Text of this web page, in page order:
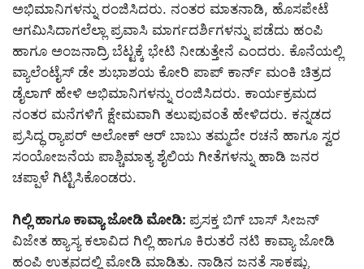
ಅಭಿಮಾನಿಗಳನ್ನು ರಂಜಿಸಿದರು. ನಂತರ ಮಾತನಾಡಿ, ಹೊಸಪೇಟೆ
ಆಗಮಿಸಿದಾಗಲೆಲ್ಲಾ ಪ್ರವಾಸಿ ಮಾರ್ಗದರ್ಶಿಗಳನ್ನು ಪಡೆದು ಹಂಪಿ
ಹಾಗೂ ಅಂಜನಾದ್ರಿ ಬೆಟ್ಟಕ್ಕೆ ಭೇಟಿ ನೀಡುತ್ತೇನೆ ಎಂದರು. ಕೊನೆಯಲ್ಲಿ
ವ್ಯಾಲೆಂಟೈಸ್ ಡೇ ಶುಭಾಶಯ ಕೋರಿ ಪಾಪ್ ಕಾರ್ನ್ ಮಂಕಿ ಚಿತ್ರದ
ಡೈಲಾಗ್ ಹೇಳಿ ಅಭಿಮಾನಿಗಳನ್ನು ರಂಜಿಸಿದರು. ಕಾರ್ಯಕ್ರಮದ
ನಂತರ ಮನೆಗಳಿಗೆ ಕ್ಷೇಮವಾಗಿ ತಲುಪುವಂತೆ ಹೇಳಿದರು. ಕನ್ನಡದ
ಪ್ರಸಿದ್ಧ ರ‍್ಯಾಪರ್ ಅಲೋಕ್ ಆರ್ ಬಾಬು ತಮ್ಮದೇ ರಚನೆ ಹಾಗೂ ಸ್ವರ
ಸಂಯೋಜನೆಯ ಪಾಶ್ಚಿಮಾತ್ಯ ಶೈಲಿಯ ಗೀತೆಗಳನ್ನು ಹಾಡಿ ಜನರ
ಚಪ್ಪಾಳೆ ಗಿಟ್ಟಿಸಿಕೊಂಡರು.
ಗಿಲ್ಲಿ ಹಾಗೂ ಕಾವ್ಯಾ ಜೋಡಿ ಮೋಡಿ: ಪ್ರಸಕ್ತ ಬಿಗ್ ಬಾಸ್ ಸೀಜನ್
ವಿಜೇತ ಹ್ಯಾಸ್ಯ ಕಲಾವಿದ ಗಿಲ್ಲಿ ಹಾಗೂ ಕಿರುತರೆ ನಟಿ ಕಾವ್ಯಾ ಜೋಡಿ
ಹಂಪಿ ಉತ್ಸವದಲ್ಲಿ ಮೋಡಿ ಮಾಡಿತು. ನಾಡಿನ ಜನತೆ ಸಾಕಷ್ಟು